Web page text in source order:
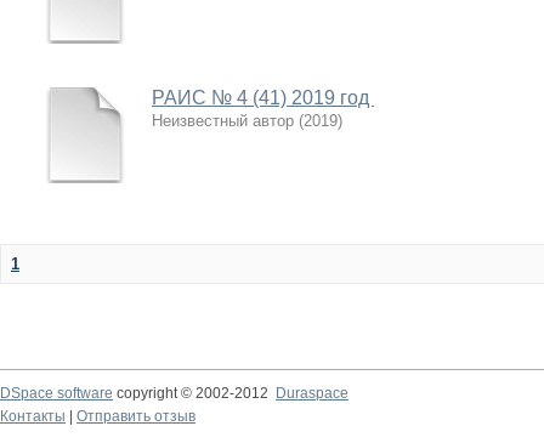
РАИС № 4 (41) 2019 год
Неизвестный автор (2019)
1
DSpace software copyright © 2002-2012
Duraspace
Контакты
Отправить отзыв